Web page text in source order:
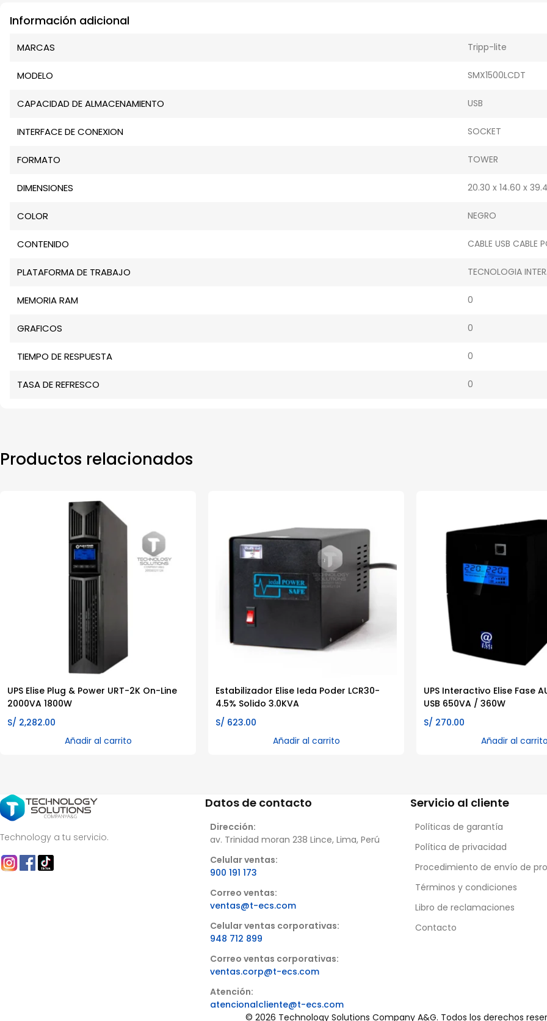
220V
tomas
Información adicional
MARCAS Tripp-lite
MODELO SMX1500LCDT
CAPACIDAD DE ALMACENAMIENTO USB
INTERFACE DE CONEXION SOCKET
FORMATO TOWER
DIMENSIONES 20.30 x 14.60 x
COLOR NEGRO
CONTENIDO CABLE USB CABLE
PLATAFORMA DE TRABAJO TECNOLOGIA
MEMORIA RAM 0
GRAFICOS 0
TIEMPO DE RESPUESTA 0
TASA DE REFRESCO 0
Productos relacionados
UPS Elise Plug & Power URT-2K On-Line
2000VA 1800W
S/ 2,282.00
Añadir al carrito
Estabilizador Elise Ieda Poder LCR30-
4.5% Solido 3.0KVA
S/ 623.00
Añadir al carrito
UPS Interactivo Elise Fase
USB 650VA / 360W
S/ 270.00
Añadir al carrito
Technology a tu servicio.
Datos de contacto
Dirección:
av. Trinidad moran 238 Lince, Lima, Perú
Celular ventas:
900 191 173
Correo ventas:
ventas@t-ecs.com
Celular ventas corporativas:
948 712 899
Correo ventas corporativas:
ventas.corp@t-ecs.com
Atención:
atencionalcliente@t-ecs.com
Servicio al cliente
Políticas de garantía
Política de privacidad
Procedimiento de envío de
Términos y condiciones
Libro de reclamaciones
Contacto
© 2026 Technology Solutions Company A&G. Todos los derechos